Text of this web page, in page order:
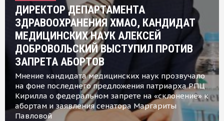
ДИРЕКТОР ДЕПАРТАМЕНТА
ЗДРАВООХРАНЕНИЯ ХМАО, КАНДИДАТ
МЕДИЦИНСКИХ НАУК АЛЕКСЕЙ
ДОБРОВОЛЬСКИЙ ВЫСТУПИЛ ПРОТИВ
ЗАПРЕТА АБОРТОВ
Мнение кандидата медицинских наук прозвучало
на фоне последнего предложения патриарха РПЦ
Кирилла о федеральном запрете на «склонение» к
абортам и заявления сенатора Маргариты
Павловой